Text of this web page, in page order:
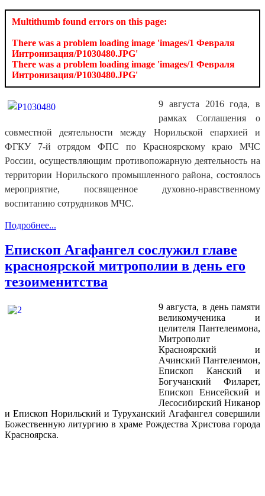
Multithumb found errors on this page:
There was a problem loading image 'images/1 Февраля
Интронизация/P1030480.JPG'
There was a problem loading image 'images/1 Февраля
Интронизация/P1030480.JPG'
9 августа 2016 года, в
рамках Соглашения о
совместной деятельности между Норильской епархией и
ФГКУ 7-й отрядом ФПС по Красноярскому краю МЧС
России, осуществляющим противопожарную деятельность на
территории Норильского промышленного района, состоялось
мероприятие, посвященное духовно-нравственному
воспитанию сотрудников МЧС.
Подробнее...
Епископ Агафангел сослужил главе
красноярской митрополии в день его
тезоименитства
9 августа, в день памяти
великомученика и
целителя Пантелеимона,
Митрополит
Красноярский и
Ачинский Пантелеимон,
Епископ Канский и
Богучанский Филарет,
Епископ Енисейский и
Лесосибирский Никанор
и Епископ Норильский и Туруханский Агафангел совершили
Божественную литургию в храме Рождества Христова города
Красноярска.